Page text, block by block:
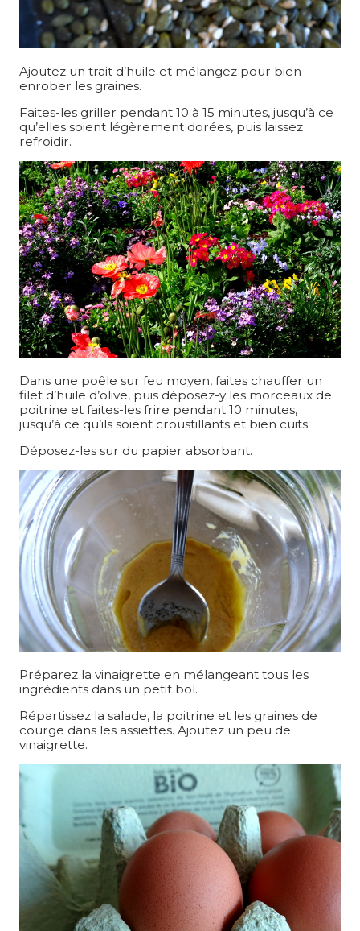
Ajoutez un trait d’huile et mélangez pour bien
enrober les graines.
Faites-les griller pendant 10 à 15 minutes, jusqu’à ce
qu’elles soient légèrement dorées, puis laissez
refroidir.
Dans une poêle sur feu moyen, faites chauffer un
filet d’huile d’olive, puis déposez-y les morceaux de
poitrine et faites-les frire pendant 10 minutes,
jusqu’à ce qu’ils soient croustillants et bien cuits.
Déposez-les sur du papier absorbant.
Préparez la vinaigrette en mélangeant tous les
ingrédients dans un petit bol.
Répartissez la salade, la poitrine et les graines de
courge dans les assiettes. Ajoutez un peu de
vinaigrette.